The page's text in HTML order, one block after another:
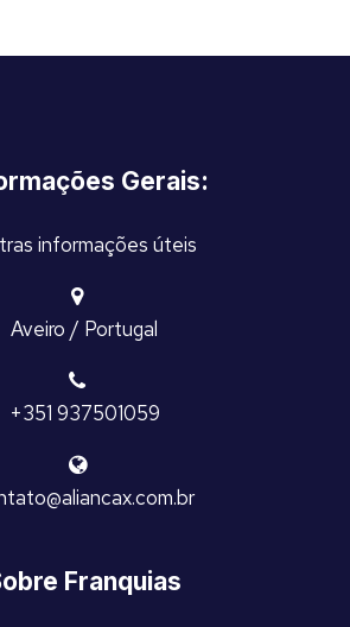
Gerais:
informações úteis
Aveiro / Portugal
+351 937501059
Franquias